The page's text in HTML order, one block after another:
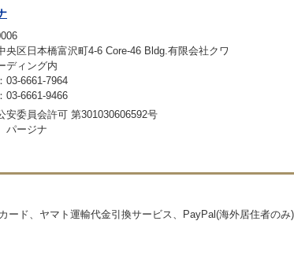
央区日本橋富沢町4-6 Core-46 Bldg.有限会社クワ
ディング内
03-6661-7964
03-6661-9466
安委員会許可 第301030606592号
ージナ
ード、ヤマト運輸代金引換サービス、PayPal(海外居住者のみ)